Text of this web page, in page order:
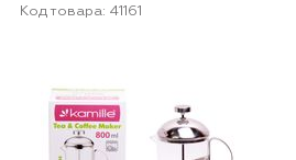
Код товара: 41161